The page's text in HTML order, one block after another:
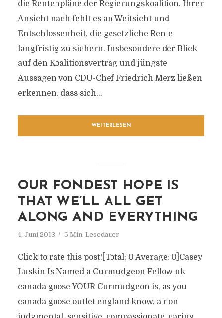
die Rentenpläne der Regierungskoalition. Ihrer
Ansicht nach fehlt es an Weitsicht und
Entschlossenheit, die gesetzliche Rente
langfristig zu sichern. Insbesondere der Blick
auf den Koalitionsvertrag und jüngste
Aussagen von CDU-Chef Friedrich Merz ließen
erkennen, dass sich...
WEITERLESEN
OUR FONDEST HOPE IS
THAT WE’LL ALL GET
ALONG AND EVERYTHING
4. Juni 2013 5 Min. Lesedauer
Click to rate this post![Total: 0 Average: 0]Casey
Luskin Is Named a Curmudgeon Fellow uk
canada goose YOUR Curmudgeon is, as you
canada goose outlet england know, a non